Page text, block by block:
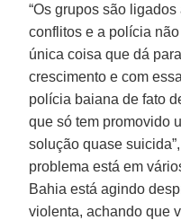
“Os grupos são
conflitos e a polícia
única coisa que dá
crescimento e com
polícia baiana de fato
que só tem promovido
solução quase
problema está em
Bahia está agindo
violenta, achando que